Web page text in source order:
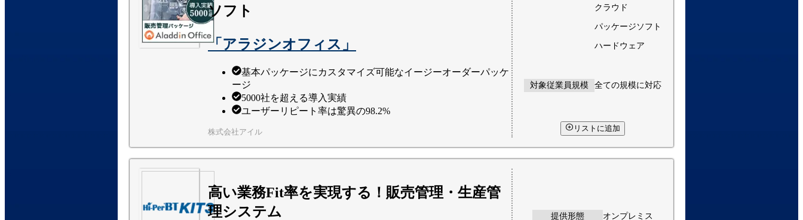
ソフト
「アラジンオフィス」
基本パッケージにカスタマイズ可能なイージーオーダーパッケ
ージ
5000社を超える導入実績
ユーザーリピート率は驚異の98.2%
株式会社アイル
クラウド
パッケージソフト
ハードウェア
対象従業員規模 全ての規模に対応
リストに追加
高い業務Fit率を実現する！販売管理・生産管
理システム
提供形態 オンプレミス